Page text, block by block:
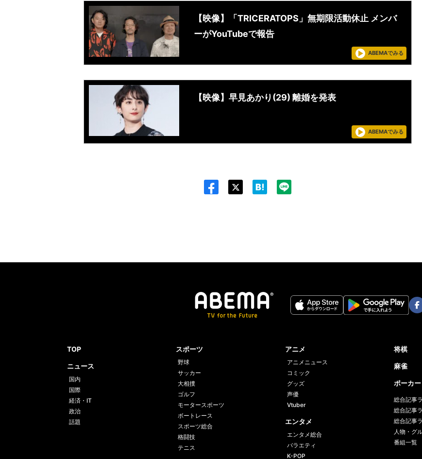
【映像】「TRICERATOPS」無期限活動休止 メンバ
ーがYouTubeで報告
ABEMAでみる
【映像】早見あかり(29) 離婚を発表
ABEMAでみる
TOP
ニュース
国内
国際
経済・IT
政治
話題
スポーツ
野球
サッカー
大相撲
ゴルフ
モータースポーツ
ボートレース
スポーツ総合
格闘技
テニス
アニメ
アニメニュース
コミック
グッズ
声優
Vtuber
エンタメ
エンタメ総合
バラエティ
K-POP
将棋
麻雀
ポーカー
総合記事
総合記事
総合記事
人物・グ
番組一覧